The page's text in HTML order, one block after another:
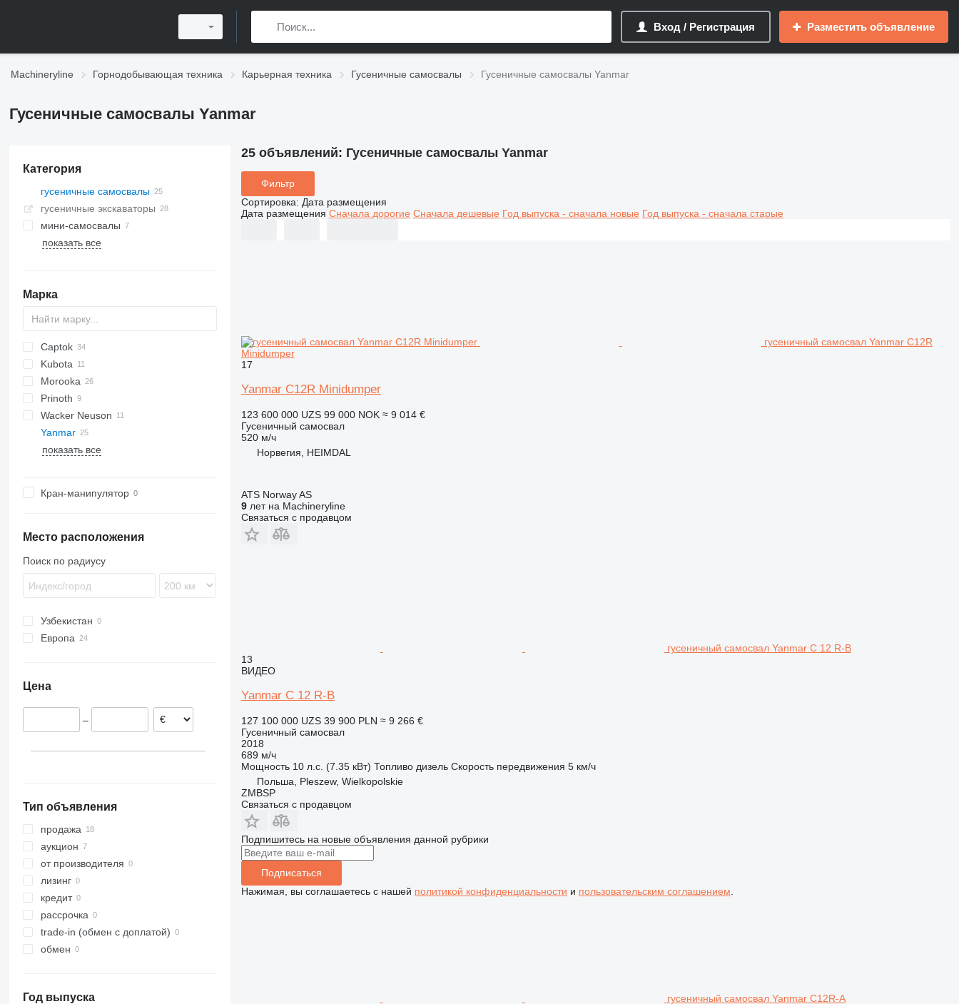
Вход / Регистрация Разместить объявление
Machineryline Горнодобывающая техника Карьерная техника Гусеничные самосвалы Гусеничные самосвалы Yanmar
Гусеничные самосвалы Yanmar
Категория
гусеничные самосвалы
гусеничные экскаваторы
мини-самосвалы
показать все
Марка
B
C-series
S160
Captok
CK
D series
HS
EG
IC
HTD
CD
Kubota
KC-series
CH
TC
Morooka
MST
Prinoth
Panther
T-series
XN
SL
TCR 50
Wacker Neuson
DT
DW
DT
Yanmar
B-series
C60
показать все
Кран-манипулятор
Место расположения
Поиск по радиусу
Узбекистан
Европа
Италия
Бельгия
Цена
–
Тип объявления
продажа
аукцион
от производителя
лизинг
кредит
рассрочка
trade-in (обмен с доплатой)
обмен
Год выпуска
25 объявлений: Гусеничные самосвалы Yanmar
Фильтр
Сортировка: Дата размещения
Дата размещения Сначала дорогие Сначала дешевые Год выпуска - сначала новые Год выпуска - сначала старые
гусеничный самосвал Yanmar C12R
Minidumper
17
Yanmar C12R Minidumper
123 600 000 UZS 99 000 NOK ≈ 9 014 €
Гусеничный самосвал
520 м/ч
Норвегия, HEIMDAL
ATS Norway AS
9лет на Machineryline
Связаться с продавцом
гусеничный самосвал Yanmar C 12 R-B
13
ВИДЕО
Yanmar C 12 R-B
127 100 000 UZS 39 900 PLN ≈ 9 266 €
Гусеничный самосвал
2018
689 м/ч
Мощность 10 л.с. (7.35 кВт) Топливо дизель Скорость передвижения 5 км/ч
Польша, Pleszew, Wielkopolskie
ZMBSP
Связаться с продавцом
Подпишитесь на новые объявления данной рубрики
Подписаться
Нажимая, вы соглашаетесь с нашей политикой конфиденциальности и пользовательским соглашением
гусеничный самосвал Yanmar C12R-A